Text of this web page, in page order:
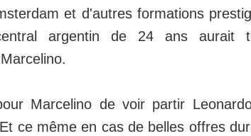
et d'autres formations
argentin de 24 ans aurait
Marcelino de voir partir
ce même en cas de belles offres